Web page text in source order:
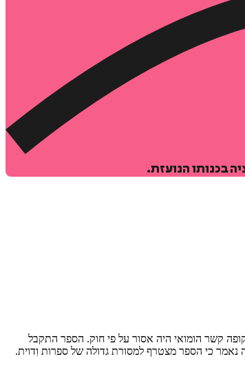
בכנותו הנועזת.
באותה תקופה קשר הומואי היה אסור על פי חוק. הספר התקבל
כי הספר מצטרף למסורת גדולה של ספרות וִדוית.